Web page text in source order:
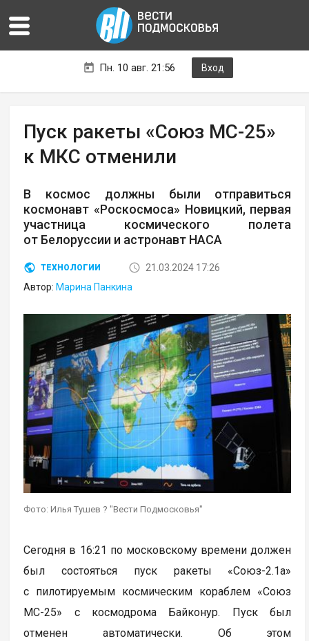
Пн. 10 авг. 21:56 Вход
Пуск ракеты «Союз МС-25»
к МКС отменили
В космос должны были отправиться
космонавт «Роскосмоса» Новицкий, первая
участница космического полета
от Белоруссии и астронавт НАСА
ТЕХНОЛОГИИ
21.03.2024 17:26
Автор: Марина Панкина
Фото: Илья Тушев ? "Вести Подмосковья"
Сегодня в 16:21 по московскому времени должен
был состояться пуск ракеты «Союз-2.1а»
с пилотируемым космическим кораблем «Союз
МС-25» с космодрома Байконур. Пуск был
отменен автоматически. Об этом